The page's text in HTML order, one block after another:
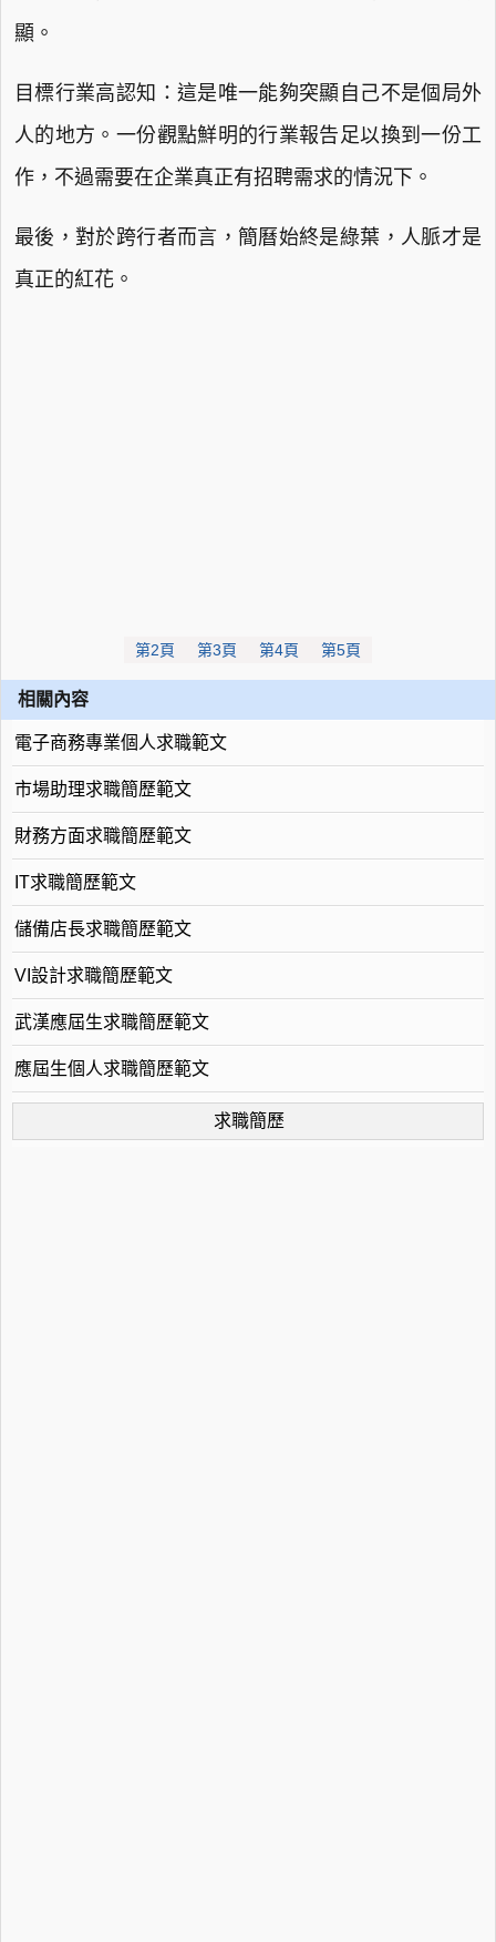
顯。
目標行業高認知：這是唯一能夠突顯自己不是個局外
人的地方。一份觀點鮮明的行業報告足以換到一份工
作，不過需要在企業真正有招聘需求的情況下。
最後，對於跨行者而言，簡曆始終是綠葉，人脈才是
真正的紅花。
第2頁 第3頁 第4頁 第5頁
相關內容
電子商務專業個人求職範文
市場助理求職簡歷範文
財務方面求職簡歷範文
IT求職簡歷範文
儲備店長求職簡歷範文
VI設計求職簡歷範文
武漢應屆生求職簡歷範文
應屆生個人求職簡歷範文
求職簡歷